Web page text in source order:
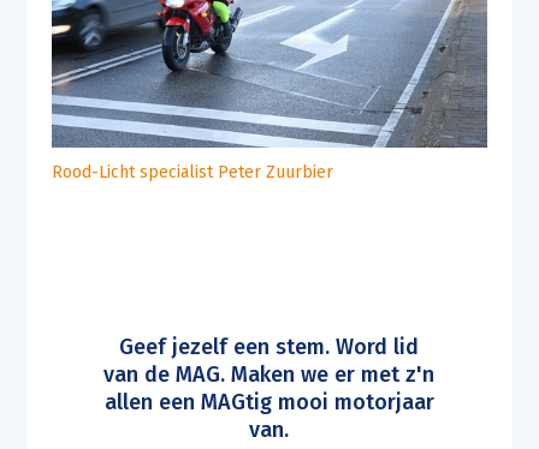
Rood-Licht specialist Peter Zuurbier
Geef jezelf een stem. Word lid
van de MAG. Maken we er met z'n
allen een MAGtig mooi motorjaar
van.